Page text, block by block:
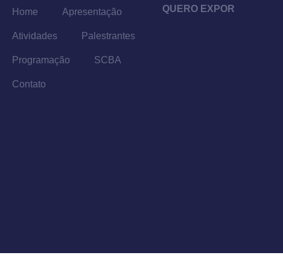
Home Apresentação
Atividades Palestrantes
Programação SCBA
Contato
QUERO EXPOR